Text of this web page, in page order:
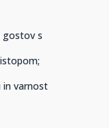
gostov s
in varnost